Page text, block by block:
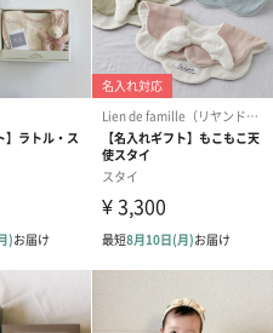
・グリーティング）
様々なシーンのメッセージカ
は一部変更する場合がありま